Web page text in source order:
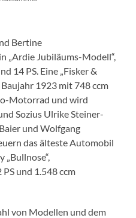
Bertine
„Ardie Jubiläums-Modell“,
14 PS. Eine „Fisker &
Baujahr 1923 mit 748 ccm
Motorrad und wird
Sozius Ulrike Steiner-
und Wolfgang
das älteste Automobil
„Bullnose“,
und 1.548 ccm
von Modellen und dem